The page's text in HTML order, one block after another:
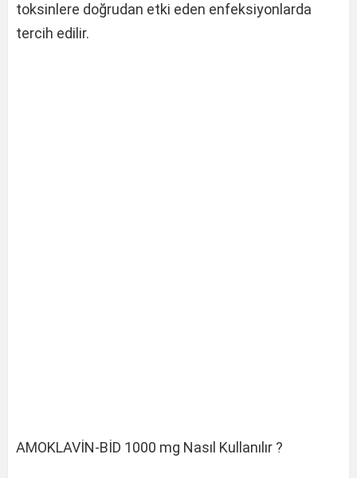
toksinlere doğrudan etki eden enfeksiyonlarda
tercih edilir.
AMOKLAVİN-BİD 1000 mg Nasıl Kullanılır ?